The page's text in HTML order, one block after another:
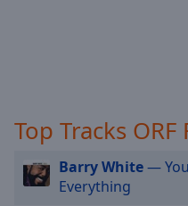
modal
window.
Top Tracks
Barry White—
Everything